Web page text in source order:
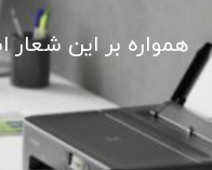
همواره بر این